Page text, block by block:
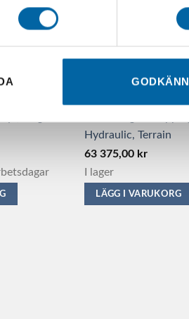
GODKÄNN
väljas
produktsidan
Hydraulic, Terrain
63 375,00 kr
I lager
LÄGG I VARUKORG